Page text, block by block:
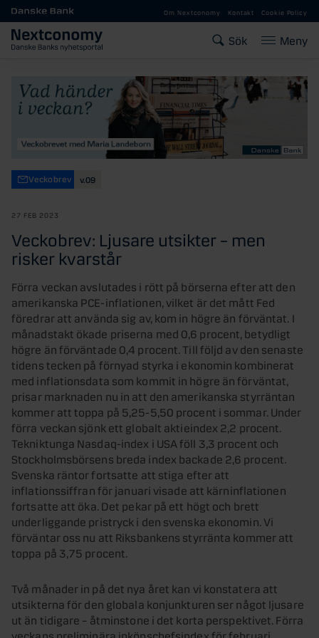
Gå till huvudinnehåll
Om Nextconomy Kontakt Cookie Policy
Sök Meny
Veckobrev v.09
27 FEB 2023
Veckobrev: Ljusare utsikter – men
risker kvarstår
Förra veckan avslutades i rött på börserna efter att den
amerikanska PCE-inflationen, vilket är det mått Fed
föredrar att använda sig av, kom in högre än förväntat. I
månadstakt ökade priserna med 0,6 procent, betydligt
högre än förväntade 0,4 procent. Till följd av den senaste
tidens tecken på förnyad styrka i ekonomin kombinerat
med inflationsdata som kommit in högre än förväntat,
prisar marknaden nu in att den amerikanska styrräntan
kommer att toppa på 5,25-5,50 procent i sommar. Under
förra veckan sjönk ett globalt aktieindex 2,2 procent.
Tekniktunga Nasdaq-index i USA föll 3,3 procent och
Stockholmsbörsens breda index backade 2,6 procent.
Svenska räntor fortsatte att stiga efter att
inflationssiffran för januari visade att kärninflationen
fortsatte att öka. Det pekar på ett högt och brett
underliggande pristryck i den svenska ekonomin. Vi
förväntar oss nu att Riksbankens styrränta kommer att
toppa på 3,75 procent.
Två månader in på det nya året kan vi konstatera att
utsikterna för den globala konjunkturen ser något ljusare
ut än tidigare – åtminstone i det korta perspektivet. Förra
veckans preliminära inköpschefsindex för februari